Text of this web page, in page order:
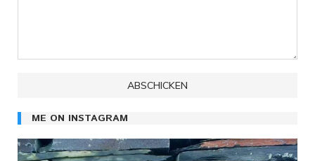
ME ON INSTAGRAM